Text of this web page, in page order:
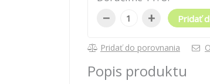
− + Pridať
Pridať do porovnania
Popis produktu